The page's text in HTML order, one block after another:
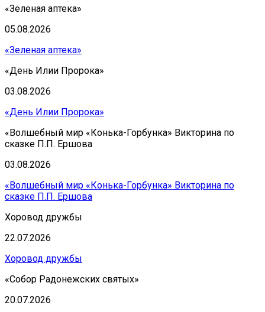
«Зеленая аптека»
05.08.2026
«Зеленая аптека»
«День Илии Пророка»
03.08.2026
«День Илии Пророка»
«Волшебный мир «Конька-Горбунка» Викторина по
сказке П.П. Ершова
03.08.2026
«Волшебный мир «Конька-Горбунка» Викторина по
сказке П.П. Ершова
Хоровод дружбы
22.07.2026
Хоровод дружбы
«Собор Радонежских святых»
20.07.2026